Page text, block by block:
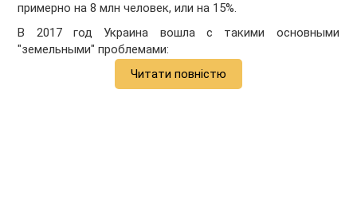
примерно на 8 млн человек, или на 15%.
В 2017 год Украина вошла с такими основными
"земельными" проблемами:
Читати повністю